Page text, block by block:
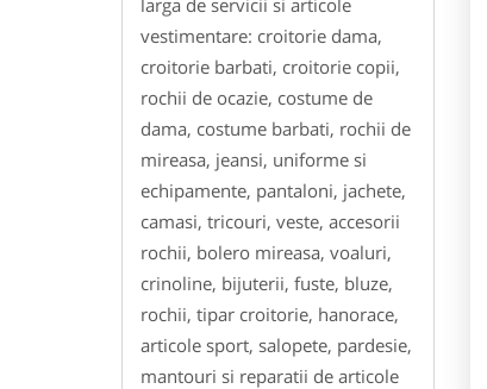
vestimentare: croitorie dama,
croitorie barbati, croitorie copii,
rochii de ocazie, costume de
dama, costume barbati, rochii de
mireasa, jeansi, uniforme si
echipamente, pantaloni, jachete,
camasi, tricouri, veste, accesorii
rochii, bolero mireasa, voaluri,
crinoline, bijuterii, fuste, bluze,
rochii, tipar croitorie, hanorace,
articole sport, salopete, pardesie,
mantouri si reparatii de articole